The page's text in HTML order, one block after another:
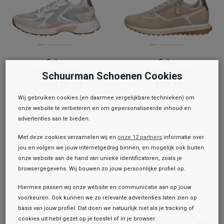
Gabor
Gabor
Schuurman Schoenen Cookies
Wij gebruiken cookies (en daarmee vergelijkbare technieken) om
onze website te verbeteren en om gepersonaliseerde inhoud en
advertenties aan te bieden.
Met deze cookies verzamelen wij en onze 12 partners informatie over
jou en volgen we jouw internetgedrag binnen, en mogelijk ook buiten
onze website aan de hand van unieke identificatoren, zoals je
browsergegevens. Wij bouwen zo jouw persoonlijke profiel op.
Hiermee passen wij onze website en communicatie aan op jouw
voorkeuren. Ook kunnen we zo relevante advertenties laten zien op
basis van jouw profiel. Dat doen we natuurlijk niet als je tracking of
cookies uit hebt gezet op je toestel of in je browser.